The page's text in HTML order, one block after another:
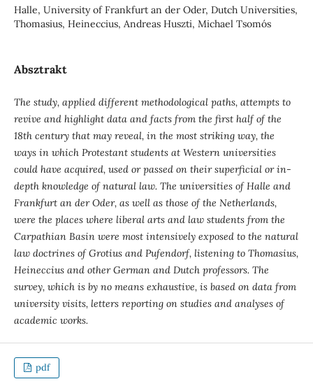
Halle, University of Frankfurt an der Oder, Dutch Universities,
Thomasius, Heineccius, Andreas Huszti, Michael Tsomós
Absztrakt
The study, applied different methodological paths, attempts to
revive and highlight data and facts from the first half of the
18th century that may reveal, in the most striking way, the
ways in which Protestant students at Western universities
could have acquired, used or passed on their superficial or in-
depth knowledge of natural law. The universities of Halle and
Frankfurt an der Oder, as well as those of the Netherlands,
were the places where liberal arts and law students from the
Carpathian Basin were most intensively exposed to the natural
law doctrines of Grotius and Pufendorf, listening to Thomasius,
Heineccius and other German and Dutch professors. The
survey, which is by no means exhaustive, is based on data from
university visits, letters reporting on studies and analyses of
academic works.
pdf